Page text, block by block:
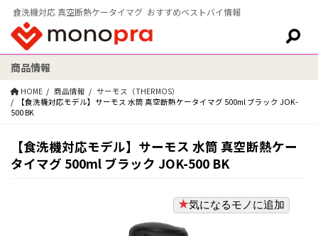
食洗機対応 真空断熱ケータイマグ おすすめベストバイ情報
検索:
商品情報
HOME 商品情報
サーモス（THERMOS）
【食洗機対応モデル】サーモス 水筒 真空断熱ケータイマグ 500ml ブラック JOK-
500 BK
【食洗機対応モデル】サーモス 水筒 真空断熱ケー
タイマグ 500ml ブラック JOK-500 BK
気になるモノに追加